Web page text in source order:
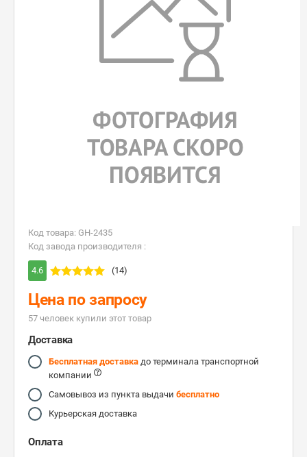
Код товара: GH-2435
Код завода производителя :
4.6 (14)
Цена по запросу
57 человек купили этот товар
Доставка
Бесплатная доставка до терминала транспортной
компании
Самовывоз из пункта выдачи бесплатно
Курьерская доставка
Оплата